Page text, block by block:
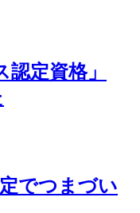
認定資格」
でつまづい